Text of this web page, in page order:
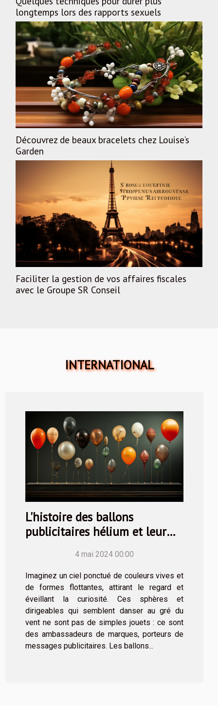
longtemps lors des rapports sexuels
Découvrez de beaux bracelets chez Louise’s
Garden
Faciliter la gestion de vos affaires fiscales
avec le Groupe SR Conseil
INTERNATIONAL
L'histoire des ballons
publicitaires hélium et leur
4 mai 2024 00:00
Imaginez un ciel ponctué de couleurs vives et
de formes flottantes, attirant le regard et
éveillant la curiosité. Ces sphères et
dirigeables qui semblent danser au gré du
vent ne sont pas de simples jouets : ce sont
des ambassadeurs de marques, porteurs de
messages publicitaires. Les ballons...